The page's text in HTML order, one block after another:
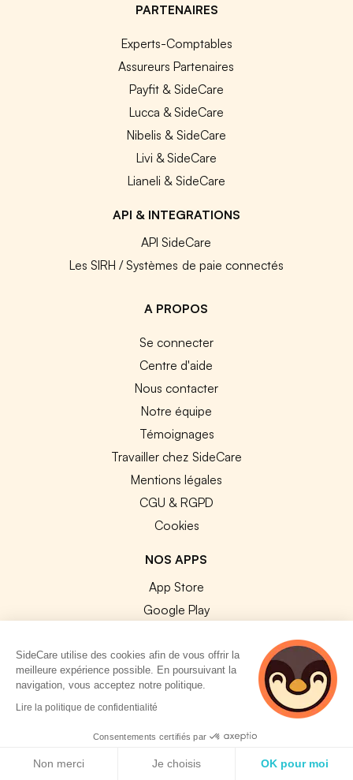
PARTENAIRES
Experts-Comptables
Assureurs Partenaires
Payfit & SideCare
Lucca & SideCare
Nibelis & SideCare
Livi & SideCare
Lianeli & SideCare
API & INTEGRATIONS
API SideCare
Les SIRH / Systèmes de paie connectés
A PROPOS
Se connecter
Centre d'aide
Nous contacter
Notre équipe
Témoignages
Travailler chez SideCare
Mentions légales
CGU & RGPD
Cookies
NOS APPS
App Store
Google Play
© 2026 SideCare. Tous droits réservés.
SideCare utilise des cookies afin de vous offrir la
meilleure expérience possible. En poursuivant la
navigation, vous acceptez notre politique.
Lire la politique de confidentialité
Consentements certifiés par
Non merci Je choisis OK pour moi
2 personnes
consultent
actuellement cette